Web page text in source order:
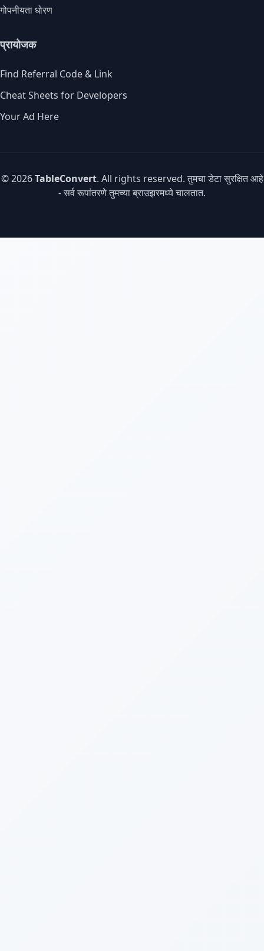
गोपनीयता धोरण
प्रायोजक
Find Referral Code & Link
Cheat Sheets for Developers
Your Ad Here
© 2026TableConvert. All rights reserved. तुमचा डेटा सुरक्षित आहे
- सर्व रूपांतरणे तुमच्या ब्राउझरमध्ये चालतात.